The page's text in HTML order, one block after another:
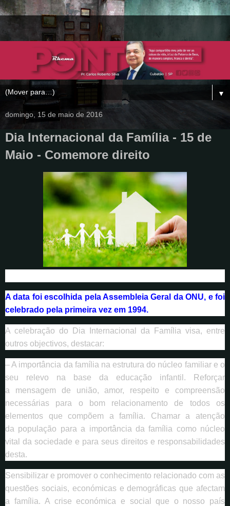
▼
domingo, 15 de maio de 2016
Dia Internacional da Família - 15 de
Maio - Comemore direito
A data foi escolhida pela Assembleia Geral da ONU, e foi
celebrado pela primeira vez em 1994.
A celebração do Dia Internacional da Família visa, entre
outros objectivos, destacar:
– A importância da família na estrutura do núcleo familiar e o
seu relevo na base da educação infantil. Reforçar
a mensagem de união, amor, respeito e compreensão
necessárias para o bom relacionamento de todos os
elementos que compõem a família. Chamar a atenção
da população para a importância da família como núcleo
vital da sociedade e para seus direitos e responsabilidades
desta.
Sensibilizar e promover o conhecimento relacionado com as
questões sociais, económicas e demográficas que afectam
a família. A crise económica e social que o nosso país